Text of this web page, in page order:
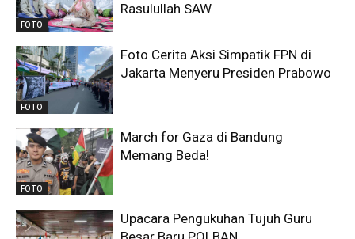
FOTO
Rasulullah SAW
FOTO
Foto Cerita Aksi Simpatik FPN di
Jakarta Menyeru Presiden Prabowo
FOTO
March for Gaza di Bandung
Memang Beda!
Upacara Pengukuhan Tujuh Guru